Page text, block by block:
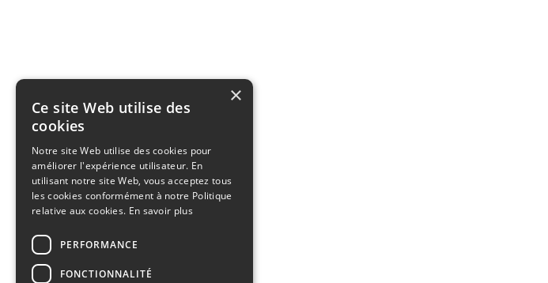
×
Ce site Web utilise des
cookies
Notre site Web utilise des cookies pour
améliorer l'expérience utilisateur. En
utilisant notre site Web, vous acceptez tous
les cookies conformément à notre Politique
relative aux cookies. En savoir plus
PERFORMANCE
FONCTIONNALITÉ